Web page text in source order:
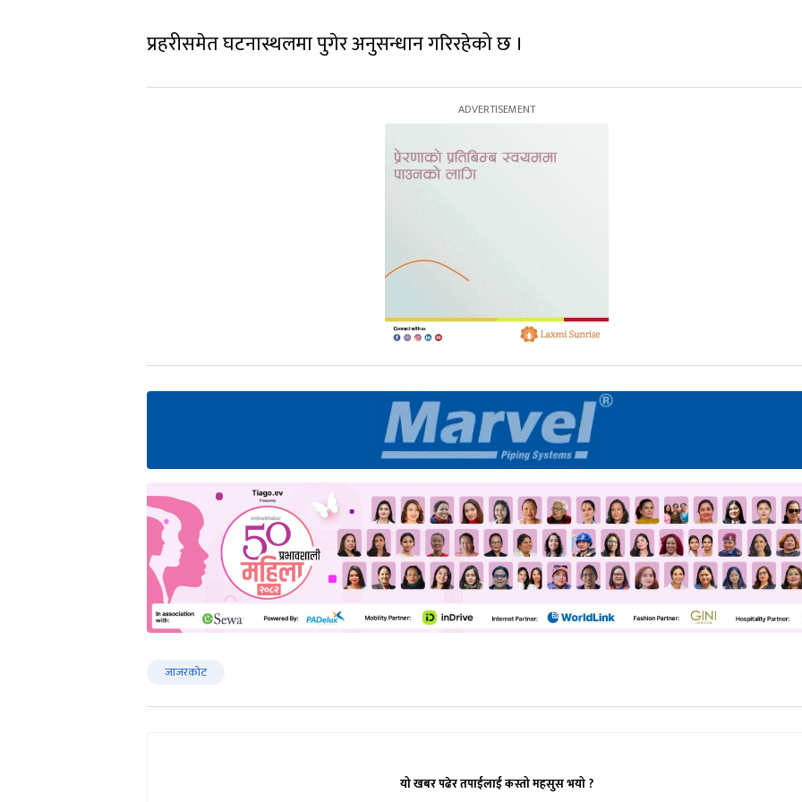
प्रहरीसमेत घटनास्थलमा पुगेर अनुसन्धान गरिरहेको छ ।
जाजरकोट
यो खबर पढेर तपाईलाई कस्तो महसुस भयो ?